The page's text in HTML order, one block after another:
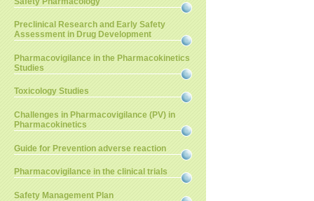
Preclinical Research and Early Safety
Assessment in Drug Development
Pharmacovigilance in the Pharmacokinetics
Studies
Toxicology Studies
Challenges in Pharmacovigilance (PV) in
Pharmacokinetics
Guide for Prevention adverse reaction
Pharmacovigilance in the clinical trials
Safety Management Plan